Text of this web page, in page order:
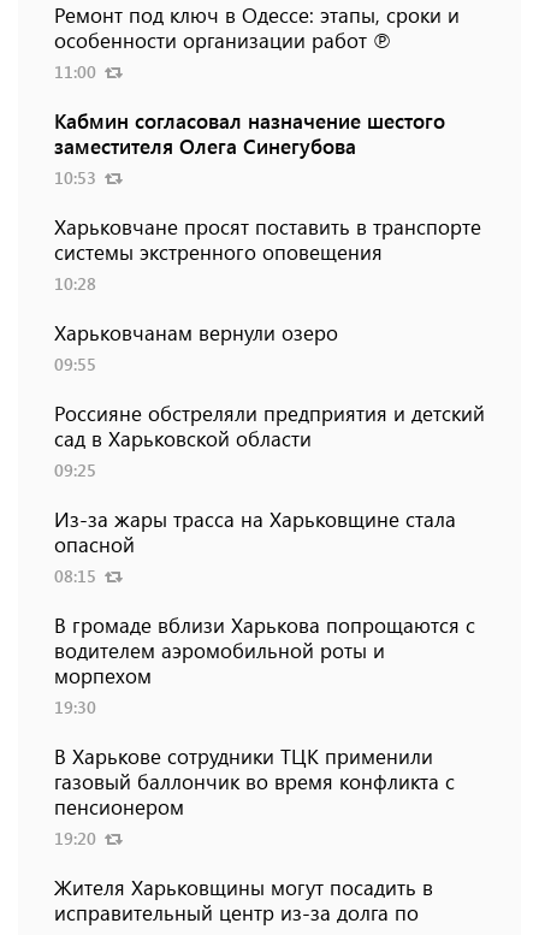
Ремонт под ключ в Одессе: этапы, сроки и
особенности организации работ ℗
11:00
Кабмин согласовал назначение шестого
заместителя Олега Синегубова
10:53
Харьковчане просят поставить в транспорте
системы экстренного оповещения
10:28
Харьковчанам вернули озеро
09:55
Россияне обстреляли предприятия и детский
сад в Харьковской области
09:25
Из-за жары трасса на Харьковщине стала
опасной
08:15
В громаде вблизи Харькова попрощаются с
водителем аэромобильной роты и
морпехом
19:30
В Харькове сотрудники ТЦК применили
газовый баллончик во время конфликта с
пенсионером
19:20
Жителя Харьковщины могут посадить в
исправительный центр из-за долга по